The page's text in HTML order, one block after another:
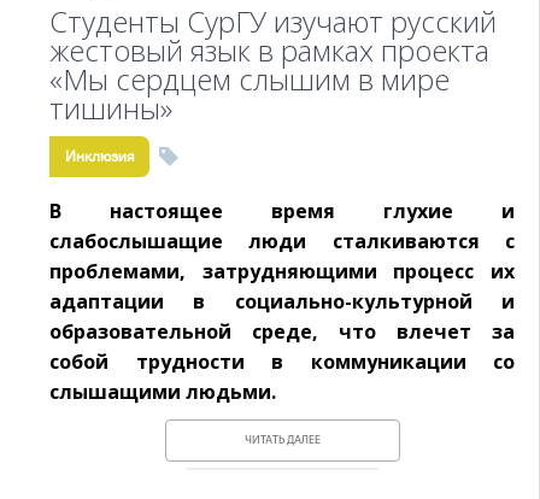
Студенты СурГУ изучают русский
жестовый язык в рамках проекта
«Мы сердцем слышим в мире
тишины»
Инклюзия
В настоящее время глухие и
слабослышащие люди сталкиваются с
проблемами, затрудняющими процесс их
адаптации в социально-культурной и
образовательной среде, что влечет за
собой трудности в коммуникации со
слышащими людьми.
ЧИТАТЬ ДАЛЕЕ